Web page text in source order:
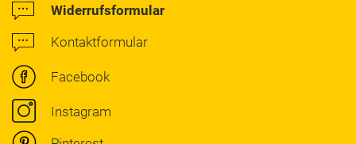
Widerrufsformular
Kontaktformular
Facebook
Instagram